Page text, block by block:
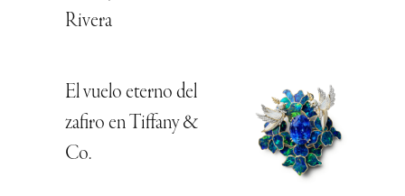
Rivera
El vuelo eterno del
zafiro en Tiffany &
Co.